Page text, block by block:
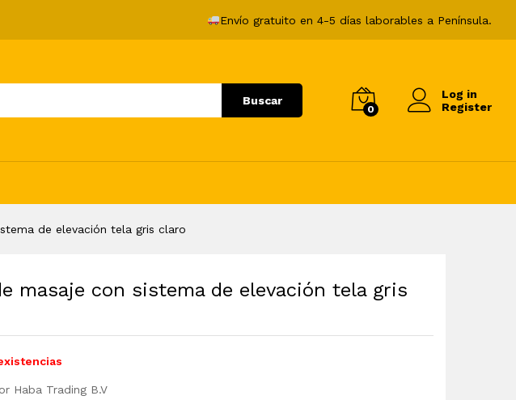
Envío gratuito en 4-5 días laborables a Península.
Buscar
0
Log in
Register
de elevación tela gris claro
masaje con sistema de elevación tela gris
Haba Trading B.V